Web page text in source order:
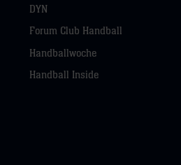
DYN
Forum Club Handball
Handballwoche
Handball Inside